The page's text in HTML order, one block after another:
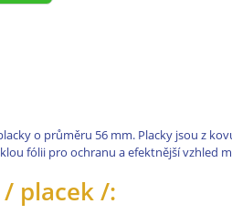
o průměru 56 mm. Placky jsou z
fólii pro ochranu a efektnější vzhled
placek /: